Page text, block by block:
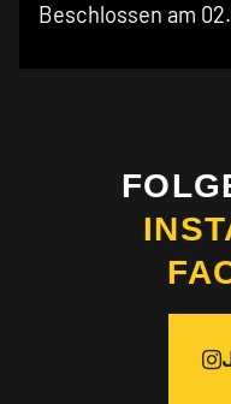
Beschlossen am